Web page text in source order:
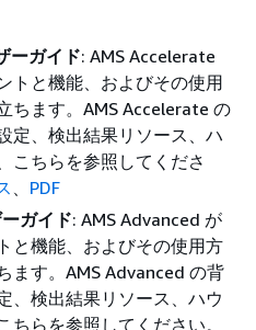
ーガイド: AMS Accelerate
トと機能、およびその使用
ちます。AMS Accelerate の
定、検出結果リソース、ハ
こちらを参照してくださ
、 PDF
ガイド: AMS Advanced が
と機能、およびその使用方
ます。AMS Advanced の背
、検出結果リソース、ハウ
ちらを参照してください。